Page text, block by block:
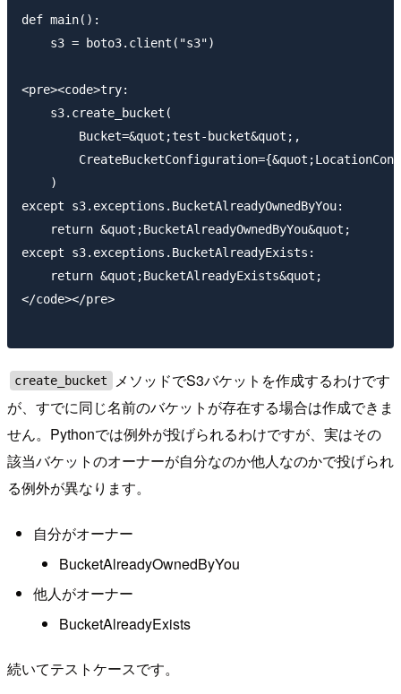
def main():
    s3 = boto3.client("s3")
<pre><code>try:
    s3.create_bucket(
        Bucket=&quot;test-bucket&quot;,
    )
except s3.exceptions.BucketAlreadyOwnedByYou:
    return &quot;BucketAlreadyOwnedByYou&quot;
except s3.exceptions.BucketAlreadyExists:
    return &quot;BucketAlreadyExists&quot;
</code></pre>
create_bucket
メソッドでS3バケットを作成するわけです
が、すでに同じ名前のバケットが存在する場合は作成できま
せん。Pythonでは例外が投げられるわけですが、実はその
該当バケットのオーナーが自分なのか他人なのかで投げられ
る例外が異なります。
自分がオーナー
BucketAlreadyOwnedByYou
他人がオーナー
BucketAlreadyExists
続いてテストケースです。